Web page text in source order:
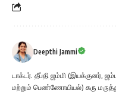
Deepthi Jammi
டாக்டர். தீப்தி ஜம்மி (இயக்குனர்,
மற்றும் பெண்ணோயியல்) கரு